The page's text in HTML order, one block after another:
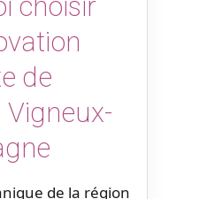
choisir
de
de la région